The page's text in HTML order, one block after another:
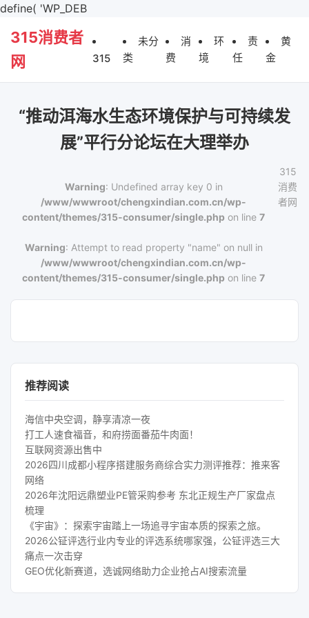
define( 'WP_DEB
315消费者
网
315
未分
类
消
费
环
境
责
任
黄
金
“推动洱海水生态环境保护与可持续发
展”平行分论坛在大理举办
Warning: Undefined array key 0 in
/www/wwwroot/chengxindian.com.cn/wp-
content/themes/315-consumer/single.php on line7
Warning: Attempt to read property "name" on null in
/www/wwwroot/chengxindian.com.cn/wp-
content/themes/315-consumer/single.php on line7
315
消费
者网
推荐阅读
海信中央空调，静享清凉一夜
打工人速食福音，和府捞面番茄牛肉面！
互联网资源出售中
2026四川成都小程序搭建服务商综合实力测评推荐：推来客
网络
2026年沈阳远鼎塑业PE管采购参考 东北正规生产厂家盘点
梳理
《宇宙》：探索宇宙踏上一场追寻宇宙本质的探索之旅。
2026公钲评选行业内专业的评选系统哪家强，公钲评选三大
痛点一次击穿
GEO优化新赛道，选诚网络助力企业抢占AI搜索流量